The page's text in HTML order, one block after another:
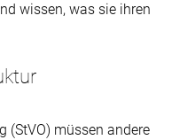
wissen, was sie ihren
(StVO) müssen andere